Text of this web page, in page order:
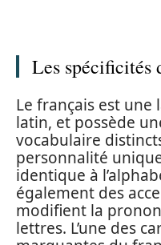
Les spécificités
Le français est une
latin, et possède
vocabulaire
personnalité
identique à
également des
modifient la
lettres. L’une des